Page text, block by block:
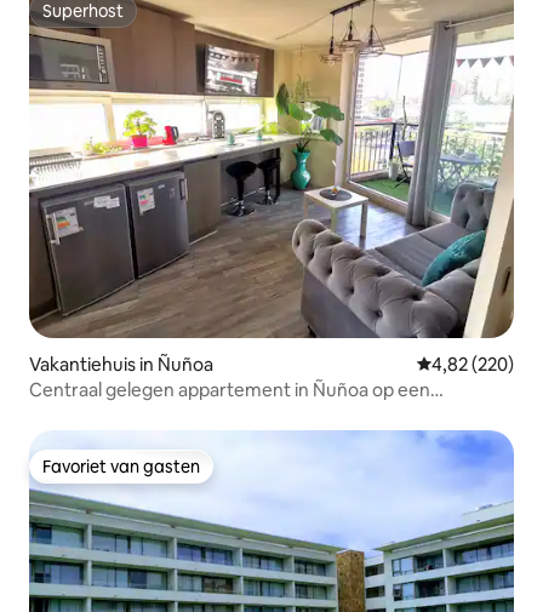
Superhost
Superhost
Vakantiehuis in Ñuñoa Gemiddelde
4,82 (220)
Centraal gelegen appartement in Ñuñoa op een
Favoriet van gasten
Favoriet van gasten